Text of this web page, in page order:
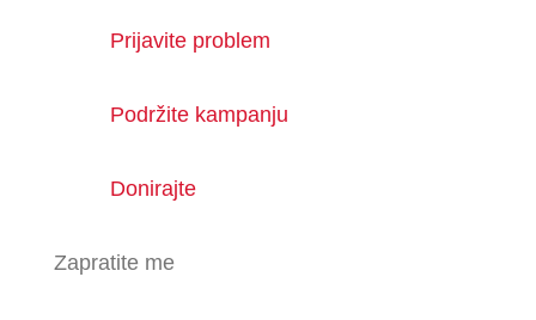
Prijavite problem
Podržite kampanju
Donirajte
Zapratite me